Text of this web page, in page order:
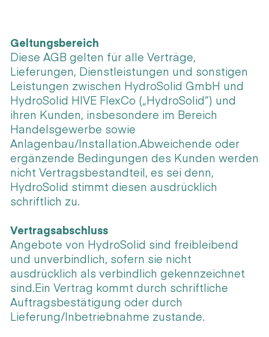
Geltungsbereich
Diese AGB gelten für alle Verträge,
Lieferungen, Dienstleistungen und sonstigen
Leistungen zwischen HydroSolid GmbH und
HydroSolid HIVE FlexCo („HydroSolid“) und
ihren Kunden, insbesondere im Bereich
Handelsgewerbe sowie
Anlagenbau/Installation.Abweichende oder
ergänzende Bedingungen des Kunden werden
nicht Vertragsbestandteil, es sei denn,
HydroSolid stimmt diesen ausdrücklich
schriftlich zu.
Vertragsabschluss
Angebote von HydroSolid sind freibleibend
und unverbindlich, sofern sie nicht
ausdrücklich als verbindlich gekennzeichnet
sind.Ein Vertrag kommt durch schriftliche
Auftragsbestätigung oder durch
Lieferung/Inbetriebnahme zustande.